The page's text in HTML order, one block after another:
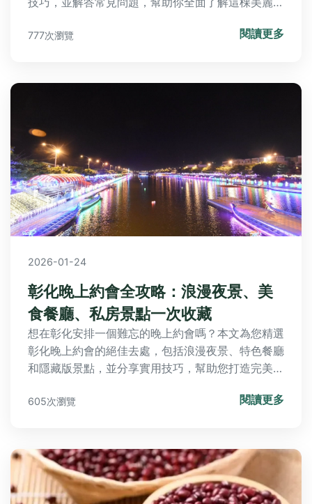
777次瀏覽 閱讀更多
2026-01-24
彰化晚上約會全攻略：浪漫夜景、美
食餐廳、私房景點一次收藏
想在彰化安排一個難忘的晚上約會嗎？本文為您精選
彰化晚上約會的絕佳去處，包括浪漫夜景、特色餐廳
和隱藏版景點，並分享實用技巧，幫助您打造完美約
605次瀏覽 閱讀更多